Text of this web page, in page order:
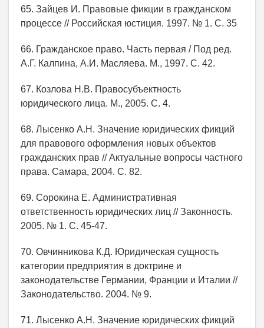
65. Зайцев И. Правовые фикции в гражданском
процессе // Российская юстиция. 1997. № 1. С. 35
66. Гражданское право. Часть первая / Под ред.
А.Г. Калпина, А.И. Масляева. М., 1997. С. 42.
67. Козлова Н.В. Правосубъектность
юридического лица. М., 2005. С. 4.
68. Лысенко А.Н. Значение юридических фикций
для правового оформления новых объектов
гражданских прав // Актуальные вопросы частного
права. Самара, 2004. С. 82.
69. Сорокина Е. Административная
ответственность юридических лиц // Законность.
2005. № 1. С. 45-47.
70. Овчинникова К.Д. Юридическая сущность
категории предприятия в доктрине и
законодательстве Германии, Франции и Италии //
Законодательство. 2004. № 9.
71. Лысенко А.Н. Значение юридических фикций